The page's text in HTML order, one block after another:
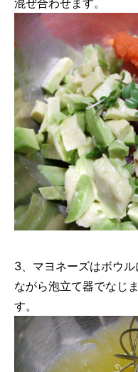
混ぜ合わせます。
3、マヨネーズはボウ
ながら泡立て器でなじ
す。